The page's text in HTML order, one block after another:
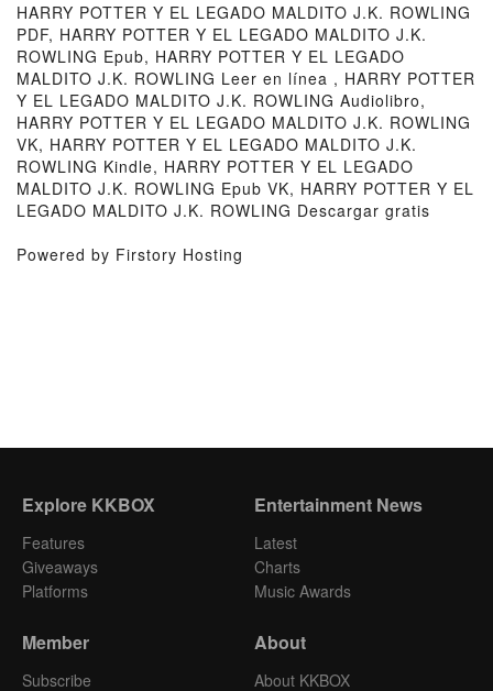
HARRY POTTER Y EL LEGADO MALDITO J.K. ROWLING
PDF, HARRY POTTER Y EL LEGADO MALDITO J.K.
ROWLING Epub, HARRY POTTER Y EL LEGADO
MALDITO J.K. ROWLING Leer en línea , HARRY POTTER
Y EL LEGADO MALDITO J.K. ROWLING Audiolibro,
HARRY POTTER Y EL LEGADO MALDITO J.K. ROWLING
VK, HARRY POTTER Y EL LEGADO MALDITO J.K.
ROWLING Kindle, HARRY POTTER Y EL LEGADO
MALDITO J.K. ROWLING Epub VK, HARRY POTTER Y EL
LEGADO MALDITO J.K. ROWLING Descargar gratis
Powered by Firstory Hosting
Explore KKBOX
Features
Giveaways
Platforms
Entertainment News
Latest
Charts
Music Awards
Member
Subscribe
About
About KKBOX